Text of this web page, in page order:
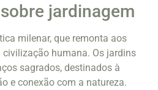
jardinagem
milenar, que remonta aos
humana. Os jardins
sagrados, destinados à
e conexão com a natureza.